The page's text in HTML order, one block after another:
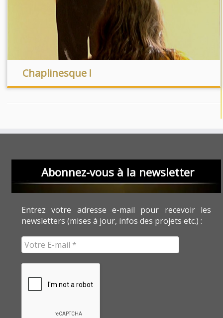
Chaplinesque !
Abonnez-vous à la newsletter
Entrez votre adresse e-mail pour recevoir les
newsletters (mises à jour, infos des projets etc.) :